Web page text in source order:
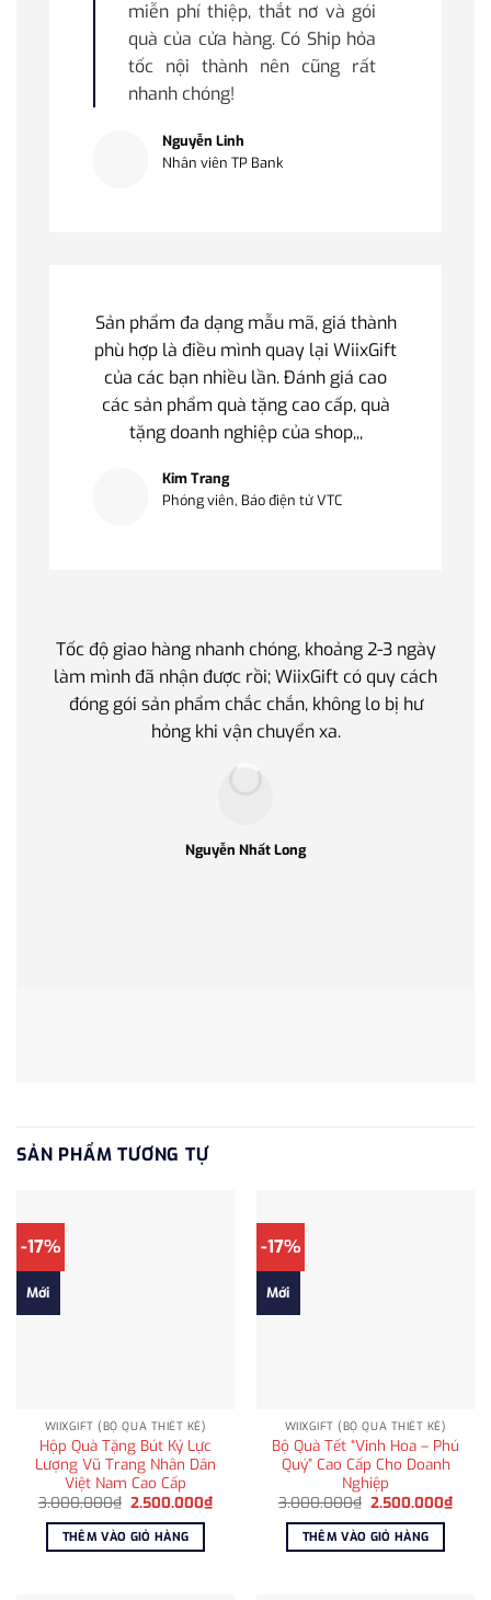
miễn phí thiệp, thắt nơ và gói
quà của cửa hàng. Có Ship hỏa
tốc nội thành nên cũng rất
nhanh chóng!
Nguyễn Linh
Nhân viên TP Bank
Sản phẩm đa dạng mẫu mã, giá thành
phù hợp là điều mình quay lại WiixGift
của các bạn nhiều lần. Đánh giá cao
các sản phẩm quà tặng cao cấp, quà
tặng doanh nghiệp của shop,,,
Kim Trang
Phóng viên, Báo điện tử VTC
Tốc độ giao hàng nhanh chóng, khoảng 2-3 ngày
làm mình đã nhận được rồi; WiixGift có quy cách
đóng gói sản phẩm chắc chắn, không lo bị hư
hỏng khi vận chuyển xa.
Nguyễn Nhất Long
SẢN PHẨM TƯƠNG TỰ
-17%
Mới
WIIXGIFT (BỘ QUÀ THIẾT KẾ)
Hộp Quà Tặng Bút Ký Lực
Lượng Vũ Trang Nhân Dân
Việt Nam Cao Cấp
3.000.000₫ Giá
là:
3.000.000₫.
2.500.000₫Giá
hiện
2.500.000₫.
THÊM VÀO GIỎ HÀNG
-17%
Mới
WIIXGIFT (BỘ QUÀ THIẾT KẾ)
Bộ Quà Tết “Vinh Hoa – Phú
Quý” Cao Cấp Cho Doanh
Nghiệp
3.000.000₫ Giá
là:
3.000.000₫.
2.500.000₫Giá
hiện
THÊM VÀO GIỎ HÀNG